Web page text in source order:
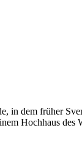
in dem früher
Hochhaus des